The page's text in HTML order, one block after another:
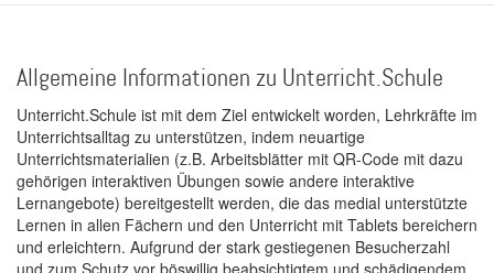
Allgemeine Informationen zu Unterricht.Schule
Unterricht.Schule ist mit dem Ziel entwickelt worden, Lehrkräfte im
Unterrichtsalltag zu unterstützen, indem neuartige
Unterrichtsmaterialien (z.B. Arbeitsblätter mit QR-Code mit dazu
gehörigen interaktiven Übungen sowie andere interaktive
Lernangebote) bereitgestellt werden, die das medial unterstützte
Lernen in allen Fächern und den Unterricht mit Tablets bereichern
und erleichtern. Aufgrund der stark gestiegenen Besucherzahl
und zum Schutz vor böswillig beabsichtigtem und schädigendem